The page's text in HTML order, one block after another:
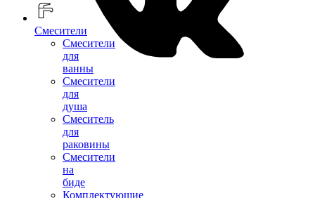
Смесители
Смесители
для
ванны
Смесители
для
душа
Смеситель
для
раковины
Смесители
на
биде
Комплектующие